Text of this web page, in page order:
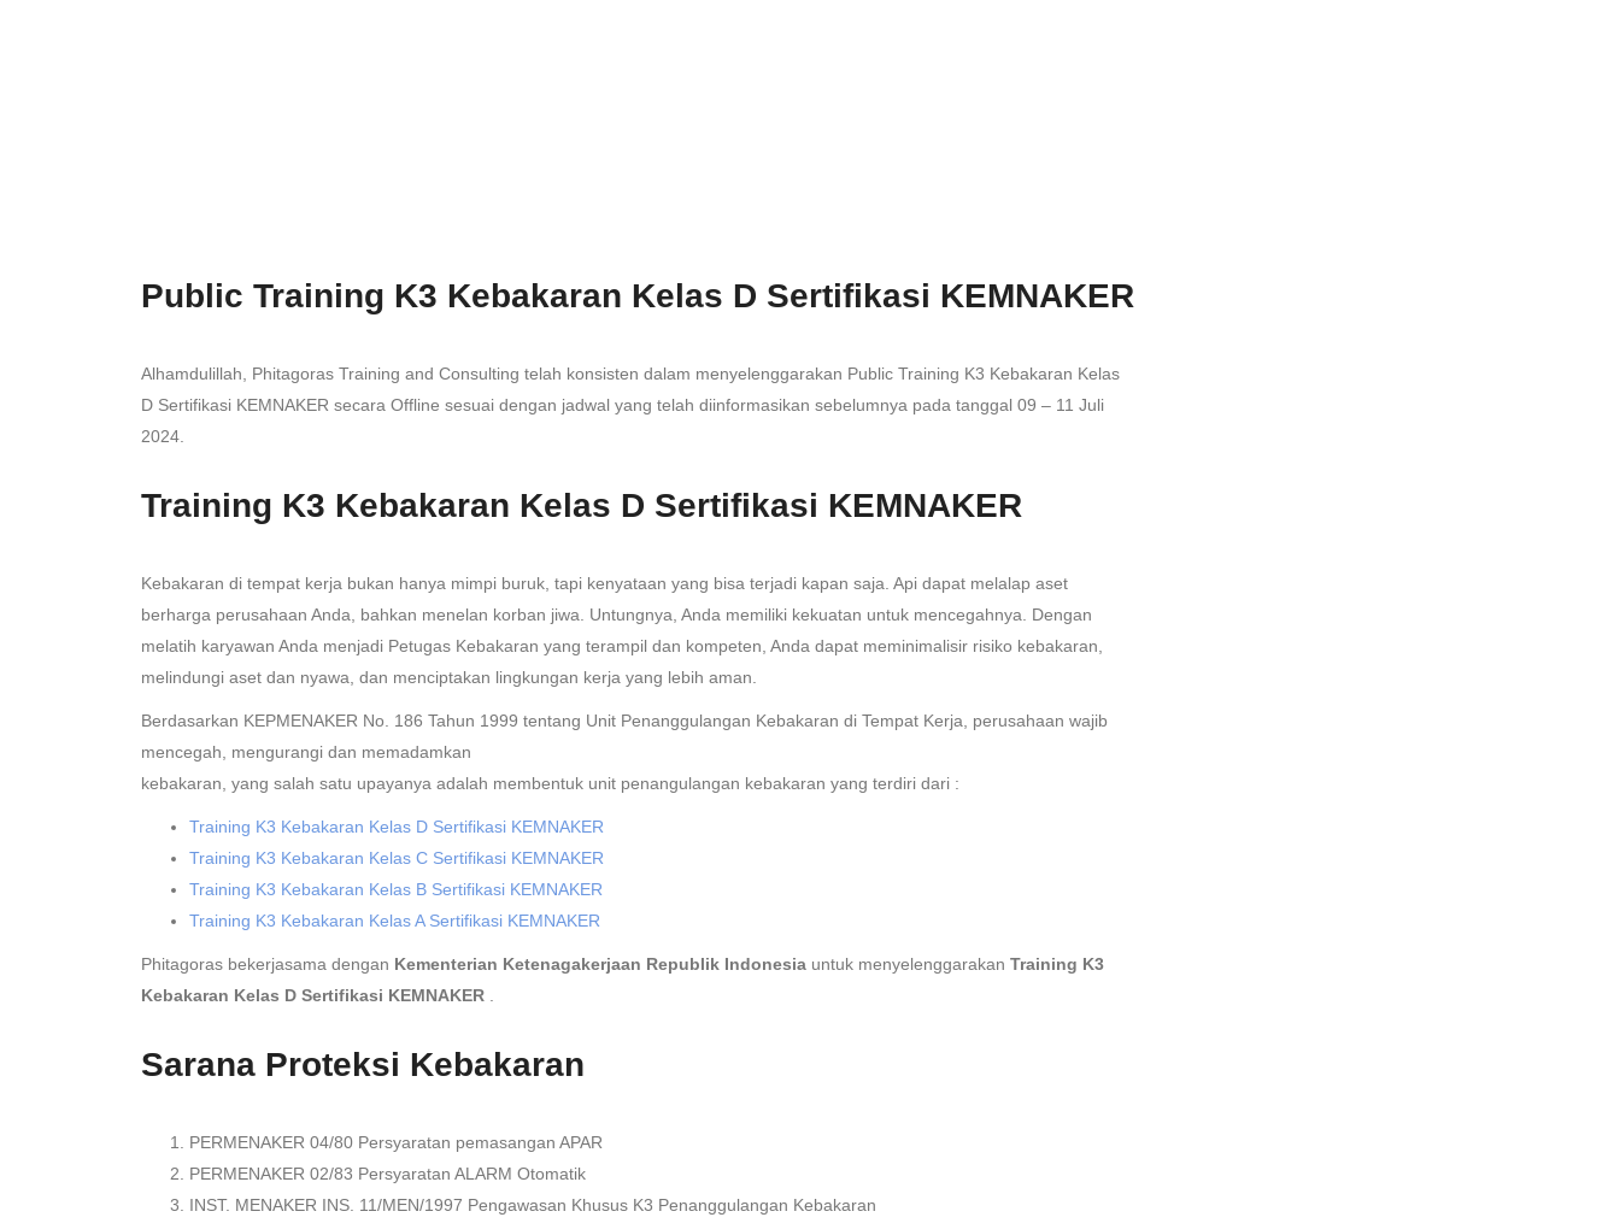
Public Training K3 Kebakaran Kelas D Sertifikasi KEMNAKER
Alhamdulillah, Phitagoras Training and Consulting telah konsisten dalam menyelenggarakan Public Training K3 Kebakaran Kelas
D Sertifikasi KEMNAKER secara Offline sesuai dengan jadwal yang telah diinformasikan sebelumnya pada tanggal 09 – 11 Juli
2024.
Training K3 Kebakaran Kelas D Sertifikasi KEMNAKER
Kebakaran di tempat kerja bukan hanya mimpi buruk, tapi kenyataan yang bisa terjadi kapan saja. Api dapat melalap aset
berharga perusahaan Anda, bahkan menelan korban jiwa. Untungnya, Anda memiliki kekuatan untuk mencegahnya. Dengan
melatih karyawan Anda menjadi Petugas Kebakaran yang terampil dan kompeten, Anda dapat meminimalisir risiko kebakaran,
melindungi aset dan nyawa, dan menciptakan lingkungan kerja yang lebih aman.
Berdasarkan KEPMENAKER No. 186 Tahun 1999 tentang Unit Penanggulangan Kebakaran di Tempat Kerja, perusahaan wajib
mencegah, mengurangi dan memadamkan
kebakaran , yang salah satu upayanya adalah membentuk unit penangulangan kebakaran yang terdiri dari :
Training K3 Kebakaran Kelas D Sertifikasi KEMNAKER
Training K3 Kebakaran Kelas C Sertifikasi KEMNAKER
Training K3 Kebakaran Kelas B Sertifikasi KEMNAKER
Training K3 Kebakaran Kelas A Sertifikasi KEMNAKER
Phitagoras bekerjasama dengan Kementerian Ketenagakerjaan Republik Indonesia untuk menyelenggarakan Training K3
Kebakaran Kelas D Sertifikasi KEMNAKER
Sarana Proteksi Kebakaran
PERMENAKER 04/80 Persyaratan pemasangan APAR
PERMENAKER 02/83 Persyaratan ALARM Otomatik
INST. MENAKER INS. 11/MEN/1997 Pengawasan Khusus K3 Penanggulangan Kebakaran